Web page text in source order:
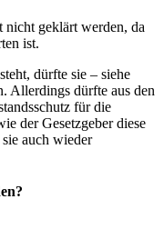
nicht geklärt werden, da
ist.
dürfte sie – siehe
Allerdings dürfte aus den
für die
der Gesetzgeber diese
auch wieder